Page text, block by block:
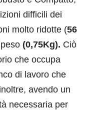
difficili dei
molto ridotte (56
(0,75Kg). Ciò
che occupa
di lavoro che
avendo un
necessaria per